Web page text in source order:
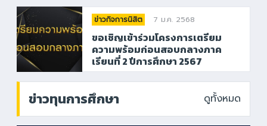
ข่าวกิจการนิสิต 7 ม.ค. 2568
ขอเชิญเข้าร่วมโครงการเตรียม
ความพร้อมก่อนสอบกลางภาค
เรียนที่ 2 ปีการศึกษา 2567
ข่าวทุนการศึกษา ดูทั้งหมด